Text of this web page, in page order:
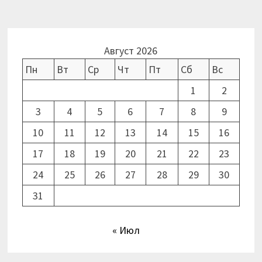
Август 2026
Пн
Вт Ср Чт Пт Сб
Вс
1
2
3
4 5 6 7 8
9
10
11 12 13 14 15
16
17
18 19 20 21 22
23
24
25 26 27 28 29
30
31
« Июл